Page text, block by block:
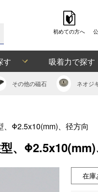
初めての方へ
す 吸着力で探す
その他の磁石 ネオジ
、Φ2.5x10(mm)、径方向
、
在庫